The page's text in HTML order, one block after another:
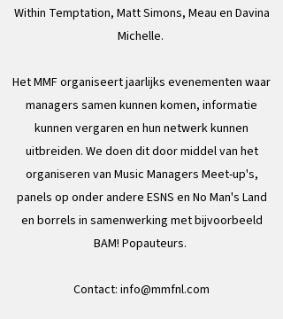
Within Temptation, Matt Simons, Meau en Davina
Michelle.
Het MMF organiseert jaarlijks evenementen waar
managers samen kunnen komen, informatie
kunnen vergaren en hun netwerk kunnen
uitbreiden. We doen dit door middel van het
organiseren van Music Managers Meet-up's,
panels op onder andere ESNS en No Man's Land
en borrels in samenwerking met bijvoorbeeld
BAM! Popauteurs.
Contact: info@mmfnl.com